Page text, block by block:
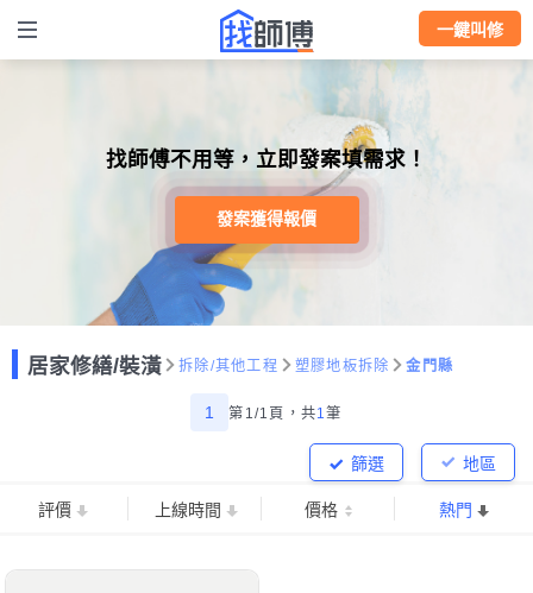
一鍵叫修
找師傅不用等，立即發案填需求！
發案獲得報價
居家修繕/裝潢 拆除/其他工程 塑膠地板拆除 金門縣
1 第1/1頁， 共1筆
地區
篩選
評價 上線時間 價格 熱門